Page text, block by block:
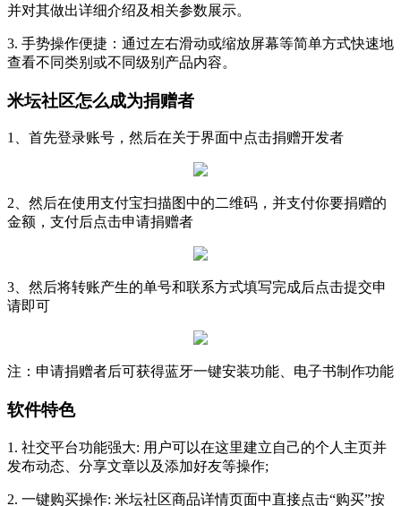
并对其做出详细介绍及相关参数展示。
3. 手势操作便捷：通过左右滑动或缩放屏幕等简单方式快速地
查看不同类别或不同级别产品内容。
米坛社区怎么成为捐赠者
1、首先登录账号，然后在关于界面中点击捐赠开发者
2、然后在使用支付宝扫描图中的二维码，并支付你要捐赠的
金额，支付后点击申请捐赠者
3、然后将转账产生的单号和联系方式填写完成后点击提交申
请即可
注：申请捐赠者后可获得蓝牙一键安装功能、电子书制作功能
软件特色
1. 社交平台功能强大: 用户可以在这里建立自己的个人主页并
发布动态、分享文章以及添加好友等操作;
2. 一键购买操作: 米坛社区商品详情页面中直接点击“购买”按